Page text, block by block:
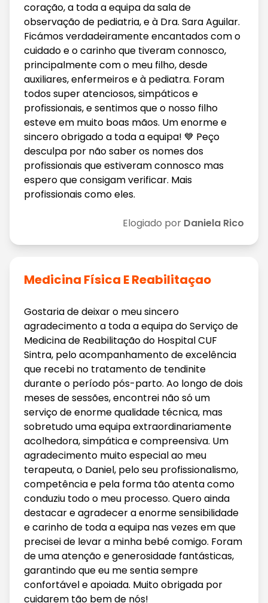
coração, a toda a equipa da sala de
observação de pediatria, e à Dra. Sara Aguilar.
Ficámos verdadeiramente encantados com o
cuidado e o carinho que tiveram connosco,
principalmente com o meu filho, desde
auxiliares, enfermeiros e à pediatra. Foram
todos super atenciosos, simpáticos e
profissionais, e sentimos que o nosso filho
esteve em muito boas mãos. Um enorme e
sincero obrigado a toda a equipa! 💙 Peço
desculpa por não saber os nomes dos
profissionais que estiveram connosco mas
espero que consigam verificar. Mais
profissionais como eles.
Elogiado por Daniela Rico
Medicina Física E Reabilitaçao
Gostaria de deixar o meu sincero
agradecimento a toda a equipa do Serviço de
Medicina de Reabilitação do Hospital CUF
Sintra, pelo acompanhamento de excelência
que recebi no tratamento de tendinite
durante o período pós-parto. Ao longo de dois
meses de sessões, encontrei não só um
serviço de enorme qualidade técnica, mas
sobretudo uma equipa extraordinariamente
acolhedora, simpática e compreensiva. Um
agradecimento muito especial ao meu
terapeuta, o Daniel, pelo seu profissionalismo,
competência e pela forma tão atenta como
conduziu todo o meu processo. Quero ainda
destacar e agradecer a enorme sensibilidade
e carinho de toda a equipa nas vezes em que
precisei de levar a minha bebé comigo. Foram
de uma atenção e generosidade fantásticas,
garantindo que eu me sentia sempre
confortável e apoiada. Muito obrigada por
cuidarem tão bem de nós!